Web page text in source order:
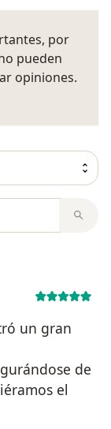
por
pueden
opiniones.
un gran
de
el